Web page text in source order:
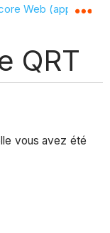
hiérarchie
Web
QRT
vous avez été